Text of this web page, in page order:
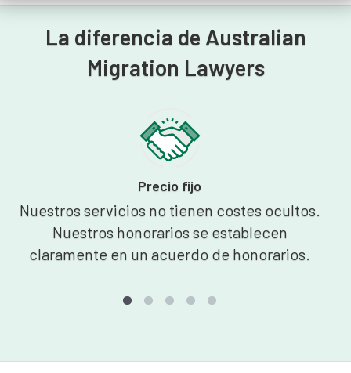
La diferencia de Australian
Migration Lawyers
Precio fijo
Nuestros servicios no tienen costes ocultos.
Nuestros honorarios se establecen
claramente en un acuerdo de honorarios.